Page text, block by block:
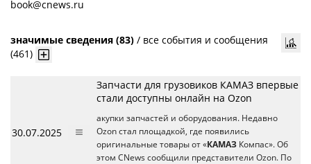
book@cnews.ru
значимые сведения (83) / все события и сообщения
(461)
30.07.2025
Запчасти для грузовиков КАМАЗ впервые
стали доступны онлайн на Ozon
акупки запчастей и оборудования. Недавно
Ozon стал площадкой, где появились
оригинальные товары от «КАМАЗ Компас». Об
этом CNews сообщили представители Ozon. По